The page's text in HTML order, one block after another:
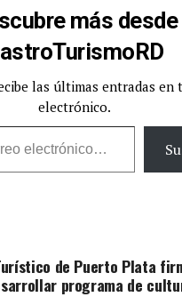
más desde
las últimas entradas en
electrónico.
de Puerto Plata
programa de